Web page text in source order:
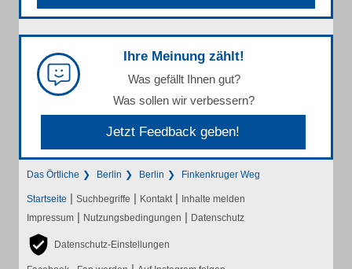
Ihre Meinung zählt!
Was gefällt Ihnen gut?
Was sollen wir verbessern?
Jetzt Feedback geben!
Das Örtliche Berlin Berlin Finkenkruger Weg
Startseite | Suchbegriffe | Kontakt | Inhalte melden
Impressum | Nutzungsbedingungen | Datenschutz
Datenschutz-Einstellungen